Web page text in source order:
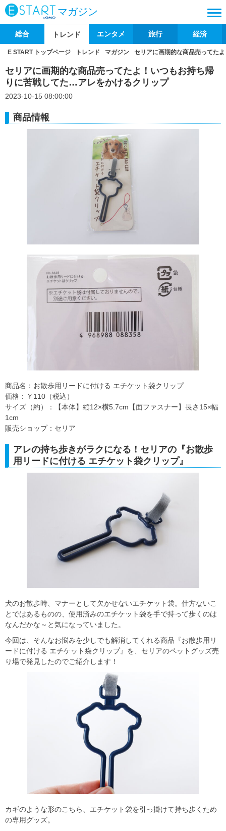
マガジン
総合 トレンド エンタメ 旅行 経済
E START トップページ トレンド マガジン セリアに画期的な商品売ってた
セリアに画期的な商品売ってたよ！いつもお持ち帰
りに苦戦してた…アレをかけるクリップ
2023-10-15 08:00:00
商品情報
商品名：お散歩用リードに付ける エチケット袋クリップ
価格：￥110（税込）
サイズ（約）：【本体】縦12×横5.7cm【面ファスナー】長さ15×幅
1cm
販売ショップ：セリア
アレの持ち歩きがラクになる！セリアの『お散歩
用リードに付ける エチケット袋クリップ』
犬のお散歩時、マナーとして欠かせないエチケット袋。仕方ないこ
とではあるものの、使用済みのエチケット袋を手で持って歩くのは
なんだかな～と気になっていました。
今回は、そんなお悩みを少しでも解消してくれる商品『お散歩用リ
ードに付ける エチケット袋クリップ』を、セリアのペットグッズ売
り場で発見したのでご紹介します！
カギのような形のこちら、エチケット袋を引っ掛けて持ち歩くため
の専用グッズ。